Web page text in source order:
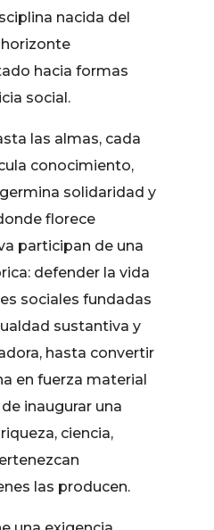
nacida del
hacia formas
social.
las almas, cada
conocimiento,
solidaridad y
florece
participan de una
defender la vida
sociales fundadas
sustantiva y
hasta convertir
en fuerza material
inaugurar una
ciencia,
las producen.